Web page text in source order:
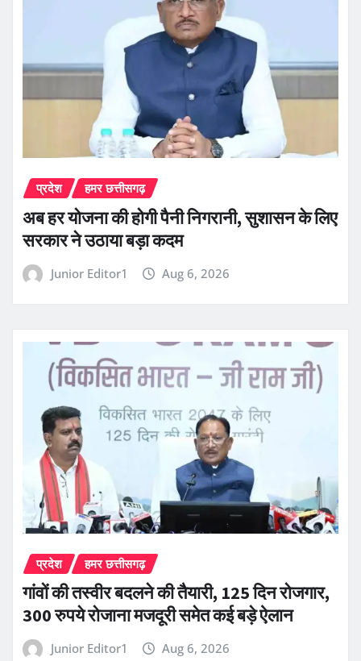
प्रदेश हमर छत्तीसगढ़
अब हर योजना की होगी पैनी निगरानी, सुशासन के लिए
सरकार ने उठाया बड़ा कदम
Junior Editor1 Aug 6, 2026
प्रदेश हमर छत्तीसगढ़
गांवों की तस्वीर बदलने की तैयारी, 125 दिन रोजगार,
300 रुपये रोजाना मजदूरी समेत कई बड़े ऐलान
Junior Editor1 Aug 6, 2026